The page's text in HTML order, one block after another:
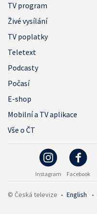
TV program
Živé vysílání
TV poplatky
Teletext
Podcasty
Počasí
E-shop
Mobilní a TV aplikace
Vše o ČT
Instagram Facebook
© Česká televize • English •